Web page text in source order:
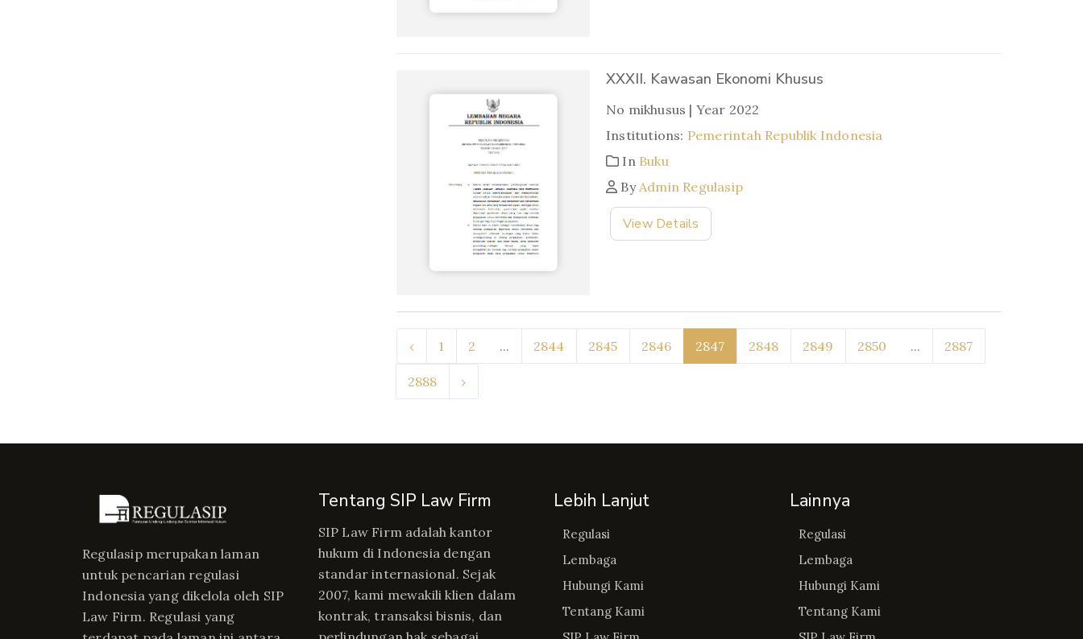
XXXII. Kawasan Ekonomi Khusus
No mikhusus | Year 2022
Institutions: Pemerintah Republik Indonesia
In Buku
ByAdmin Regulasip
View Details
‹ 1 2 ... 2844 2845 2846 2847 2848 2849 2850 ... 2887
2888 ›
Regulasip merupakan laman
untuk pencarian regulasi
Indonesia yang dikelola oleh SIP
Law Firm. Regulasi yang
Tentang SIP Law Firm
SIP Law Firm adalah kantor
hukum di Indonesia dengan
standar internasional. Sejak
2007, kami mewakili klien dalam
kontrak, transaksi bisnis, dan
Lebih Lanjut
Regulasi
Lembaga
Hubungi Kami
Tentang Kami
Lainnya
Regulasi
Lembaga
Hubungi Kami
Tentang Kami